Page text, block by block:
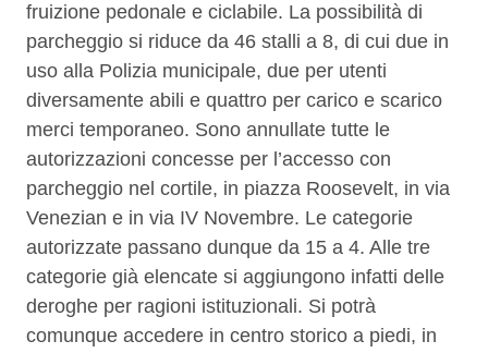
fruizione pedonale e ciclabile. La possibilità di
parcheggio si riduce da 46 stalli a 8, di cui due in
uso alla Polizia municipale, due per utenti
diversamente abili e quattro per carico e scarico
merci temporaneo. Sono annullate tutte le
autorizzazioni concesse per l’accesso con
parcheggio nel cortile, in piazza Roosevelt, in via
Venezian e in via IV Novembre. Le categorie
autorizzate passano dunque da 15 a 4. Alle tre
categorie già elencate si aggiungono infatti delle
deroghe per ragioni istituzionali. Si potrà
comunque accedere in centro storico a piedi, in